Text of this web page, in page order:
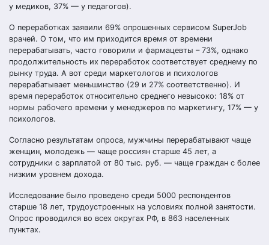
у медиков, 37% — у педагогов).
О переработках заявили 69% опрошенных сервисом SuperJob
врачей. О том, что им приходится время от времени
перерабатывать, часто говорили и фармацевты – 73%, однако
продолжительность их переработок соответствует среднему по
рынку труда. А вот среди маркетологов и психологов
перерабатывает меньшинство (29 и 27% соответственно). И
время переработок относительно среднего невысоко: 18% от
нормы рабочего времени у менеджеров по маркетингу, 17% — у
психологов.
Согласно результатам опроса, мужчины перерабатывают чаще
женщин, молодежь — чаще россиян старше 45 лет, а
сотрудники с зарплатой от 80 тыс. руб. — чаще граждан с более
низким уровнем дохода.
Исследование было проведено среди 5000 респондентов
старше 18 лет, трудоустроенных на условиях полной занятости.
Опрос проводился во всех округах РФ, в 863 населенных
пунктах.